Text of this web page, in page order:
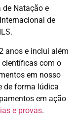
Natação e
de
anos e inclui além
com o
em nosso
de forma lúdica
em ação
e provas.